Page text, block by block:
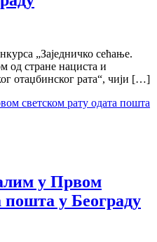
„Заједничко сећање.
од стране нациста и
отаџбинског рата“, чији […]
у Првом
пошта у Београду